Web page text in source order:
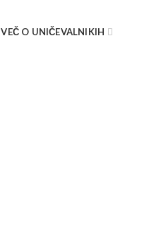
VEČ O UNIČEVALNIKIH